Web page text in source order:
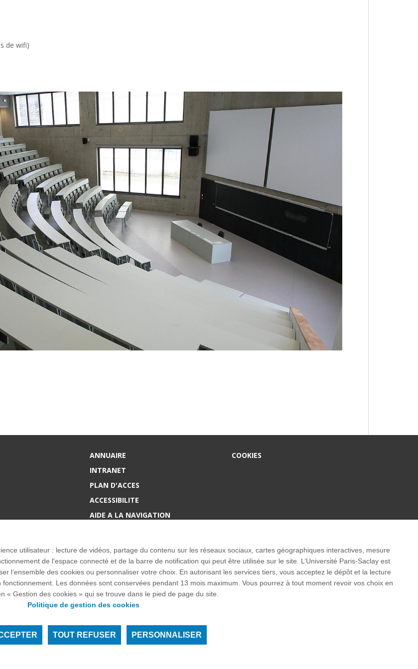
de wifi)
ANNUAIRE
INTRANET
PLAN D'ACCES
ACCESSIBILITE
AIDE A LA NAVIGATION
COOKIES
utilisateur : lecture de vidéos, partage du contenu sur les réseaux sociaux, cartes géographiques interactives, mesure
de l'espace connecté et de la barre de notification qui peut être utilisée sur le site. L’Université Paris-Saclay est
l’ensemble des cookies ou personnaliser votre choix. En autorisant les services tiers, vous acceptez le dépôt et la lecture
Les données sont conservées pendant 13 mois maximum. Vous pourrez à tout moment revoir vos choix en
« Gestion des cookies » qui se trouve dans le pied de page du site.
Politique de gestion des cookies
TOUT REFUSER PERSONNALISER